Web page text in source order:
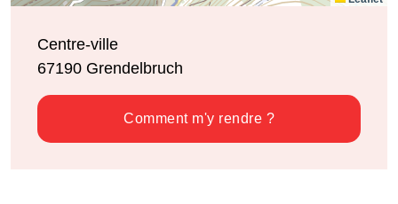
Centre-ville
67190 Grendelbruch
Comment m'y rendre ?